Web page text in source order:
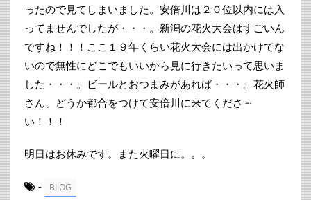
ったので見てしまいました。安倍川は２０位以内には入
ってませんでしたが・・・。新潟の花火大会はすごいん
ですね！！！ここ１９年くらい花火大会には出かけてな
いので無性にどこでもいいから見に行きたいって思いま
した・・・。ビールとおつまみがあれば・・・。花火師
さん、どうか都合をつけて安倍川に来てくださ～
い！！！
明日はお休みです。また火曜日に。。。
- BLOG